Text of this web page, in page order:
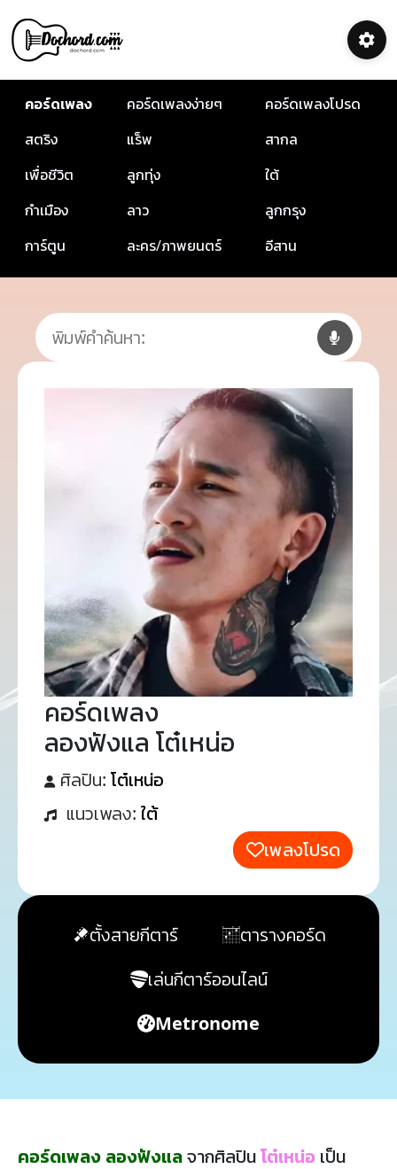
คอร์ดเพลง คอร์ดเพลงง่ายๆ
คอร์ดเพลงโปรด
สตริง
แร็พ
สากล
เพื่อชีวิต
ลูกทุ่ง
ใต้
กำเมือง
ลาว
ลูกกรุง
การ์ตูน
ละคร/ภาพยนตร์ อีสาน
คอร์ดเพลง
ลองฟังแล โต๋เหน่อ
ศิลปิน: โต๋เหน่อ
แนวเพลง: ใต้
เพลงโปรด
ตั้งสายกีตาร์
ตารางคอร์ด
เล่นกีตาร์ออนไลน์
Metronome
คอร์ดเพลง ลองฟังแลจากศิลปินโต๋เหน่อ เป็น